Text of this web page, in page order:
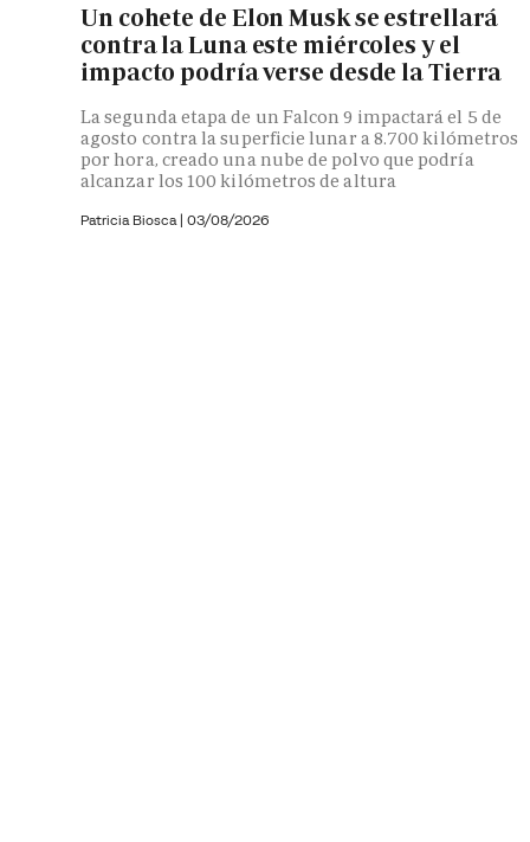
Un cohete de Elon Musk se estrellará
contra la Luna este miércoles y el
impacto podría verse desde la Tierra
La segunda etapa de un Falcon 9 impactará el 5 de
agosto contra la superficie lunar a 8.700 kilómetros
por hora, creado una nube de polvo que podría
alcanzar los 100 kilómetros de altura
Patricia Biosca | 03/08/2026